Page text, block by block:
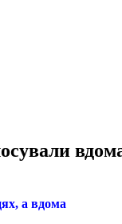
а вдома